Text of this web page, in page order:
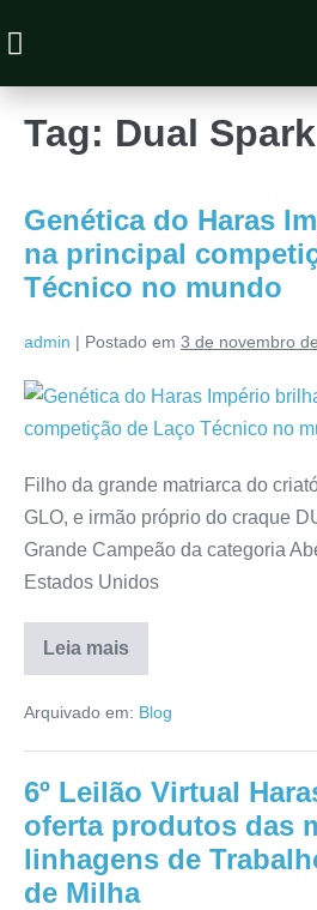
Tag: Dual Spark
Genética do Haras
na principal
Técnico no mundo
admin | Postado em 3 de novembro
Filho da grande matriarca do
GLO, e irmão próprio do craque
Grande Campeão da categoria
Estados Unidos
Leia mais
Arquivado em: Blog
6º Leilão Virtual
oferta produtos das
linhagens de
de Milha